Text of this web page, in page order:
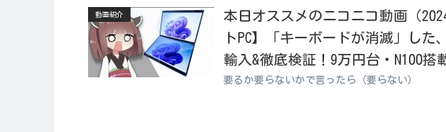
動画紹介
本日オススメのニコニコ動画（
トPC】「キーボードが消滅」し
輸入&徹底検証！9万円台・N100搭
要るか要らないかで言ったら（要らない）